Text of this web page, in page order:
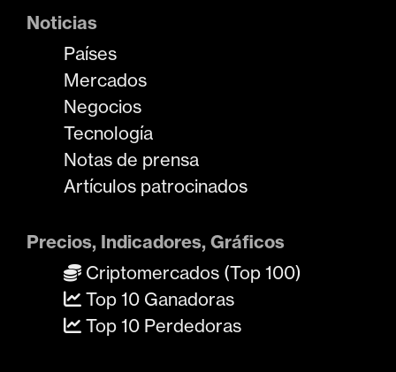
Noticias
Países
Mercados
Negocios
Tecnología
Notas de prensa
Artículos patrocinados
Precios, Indicadores, Gráficos
Criptomercados (Top 100)
Top 10 Ganadoras
Top 10 Perdedoras